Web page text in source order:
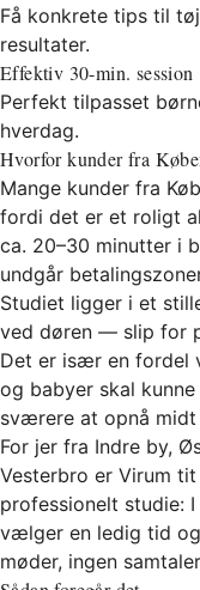
Få konkrete tips til
resultater.
Effektiv 30-min. session
Perfekt tilpasset
hverdag.
Hvorfor kunder fra
Mange kunder fra
fordi det er et roligt
ca. 20–30 minutter i
undgår
Studiet ligger i et
ved døren — slip for
Det er især en fordel
og babyer skal
sværere at opnå midt
For jer fra Indre by,
Vesterbro er Virum
professionelt studie:
vælger en ledig tid
møder, ingen